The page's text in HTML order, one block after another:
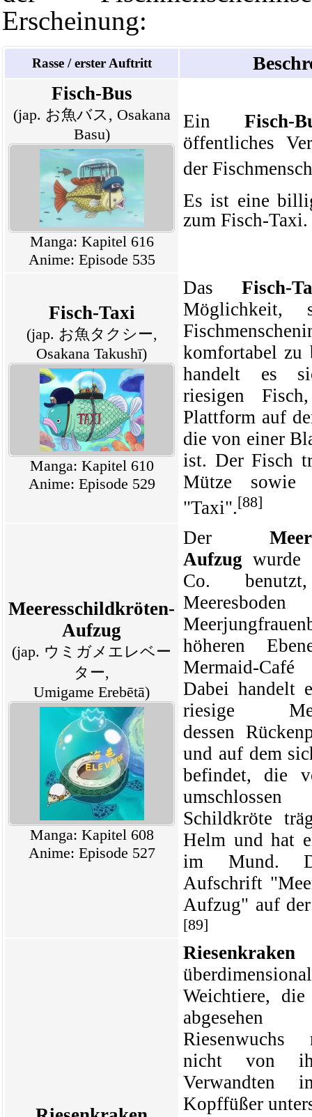
Erscheinung:
Rasse / erster Auftritt
Fisch-Bus
(jap. お魚バス, Osakana
Basu)
Manga: Kapitel 616
Anime: Episode 535
Ein Fisch-
öffentliches
der
Es ist eine
zum Fisch-Taxi.
Fisch-Taxi
(jap. お魚タクシー,
Osakana Takushī)
Manga: Kapitel 610
Anime: Episode 529
Das Fisch-
komfortabel zu
handelt es
riesigen Fisch
Plattform auf
die von einer
ist. Der Fisch
Mütze sowie
"Taxi".[88]
Meeresschildkröten-
Aufzug
(jap. ウミガメエレベー
ター,
Umigame Erebētā)
Manga: Kapitel 608
Anime: Episode 527
Der
Aufzug
Co.
höheren
Mermaid-
Dabei handelt
riesige
dessen
und auf dem
befindet, die
Schildkröte
Helm und hat
im Mund.
Aufschrift
Aufzug" auf
[89]
Riesenkraken
Weichtiere, die
nicht von
Verwandten
Kopffüßer